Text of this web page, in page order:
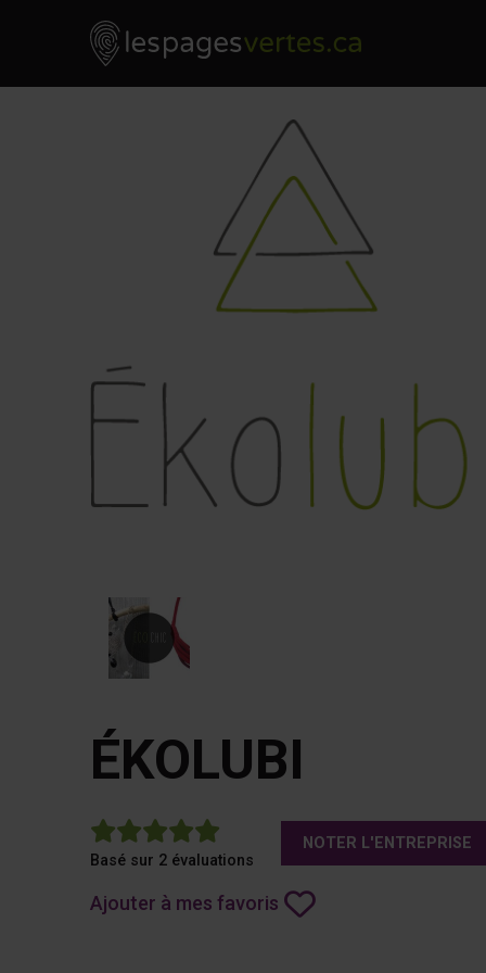
Skip to contentLes Pages Vertes - Go to homepage
ÉKOLUBI
5
Basé sur 2 évaluations
NOTER L'ENTREPRISE
Ajouter à mes favoris